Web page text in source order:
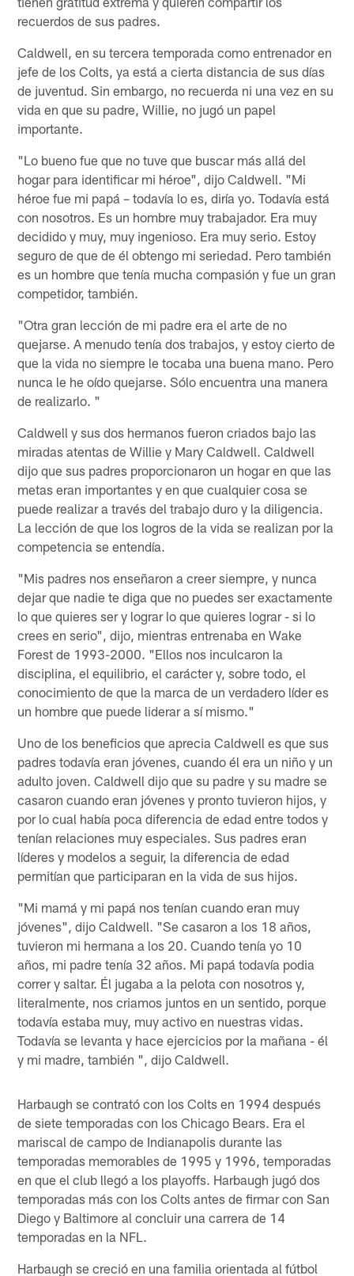
recuerdos de sus padres.
Caldwell, en su tercera temporada como entrenador en
jefe de los Colts, ya está a cierta distancia de sus días
de juventud. Sin embargo, no recuerda ni una vez en su
vida en que su padre, Willie, no jugó un papel
importante.
"Lo bueno fue que no tuve que buscar más allá del
hogar para identificar mi héroe", dijo Caldwell. "Mi
héroe fue mi papá – todavía lo es, diría yo. Todavía está
con nosotros. Es un hombre muy trabajador. Era muy
decidido y muy, muy ingenioso. Era muy serio. Estoy
seguro de que de él obtengo mi seriedad. Pero también
es un hombre que tenía mucha compasión y fue un gran
competidor, también.
"Otra gran lección de mi padre era el arte de no
quejarse. A menudo tenía dos trabajos, y estoy cierto de
que la vida no siempre le tocaba una buena mano. Pero
nunca le he oído quejarse. Sólo encuentra una manera
de realizarlo. "
Caldwell y sus dos hermanos fueron criados bajo las
miradas atentas de Willie y Mary Caldwell. Caldwell
dijo que sus padres proporcionaron un hogar en que las
metas eran importantes y en que cualquier cosa se
puede realizar a través del trabajo duro y la diligencia.
La lección de que los logros de la vida se realizan por la
competencia se entendía.
"Mis padres nos enseñaron a creer siempre, y nunca
dejar que nadie te diga que no puedes ser exactamente
lo que quieres ser y lograr lo que quieres lograr - si lo
crees en serio", dijo, mientras entrenaba en Wake
Forest de 1993-2000. "Ellos nos inculcaron la
disciplina, el equilibrio, el carácter y, sobre todo, el
conocimiento de que la marca de un verdadero líder es
un hombre que puede liderar a sí mismo."
Uno de los beneficios que aprecia Caldwell es que sus
padres todavía eran jóvenes, cuando él era un niño y un
adulto joven. Caldwell dijo que su padre y su madre se
casaron cuando eran jóvenes y pronto tuvieron hijos, y
por lo cual había poca diferencia de edad entre todos y
tenían relaciones muy especiales. Sus padres eran
líderes y modelos a seguir, la diferencia de edad
permitían que participaran en la vida de sus hijos.
"Mi mamá y mi papá nos tenían cuando eran muy
jóvenes", dijo Caldwell. "Se casaron a los 18 años,
tuvieron mi hermana a los 20. Cuando tenía yo 10
años, mi padre tenía 32 años. Mi papá todavía podia
correr y saltar. Él jugaba a la pelota con nosotros y,
literalmente, nos criamos juntos en un sentido, porque
todavía estaba muy, muy activo en nuestras vidas.
Todavía se levanta y hace ejercicios por la mañana - él
y mi madre, también ", dijo Caldwell.
Harbaugh se contrató con los Colts en 1994 después
de siete temporadas con los Chicago Bears. Era el
mariscal de campo de Indianapolis durante las
temporadas memorables de 1995 y 1996, temporadas
en que el club llegó a los playoffs. Harbaugh jugó dos
temporadas más con los Colts antes de firmar con San
Diego y Baltimore al concluir una carrera de 14
temporadas en la NFL.
Harbaugh se creció en una familia orientada al fútbol